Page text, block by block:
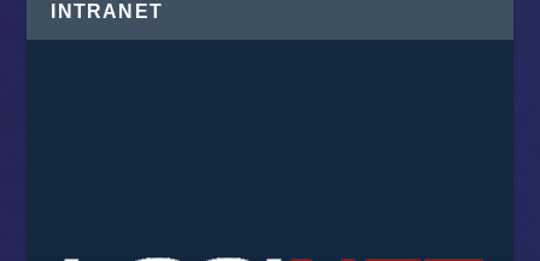
INTRANET